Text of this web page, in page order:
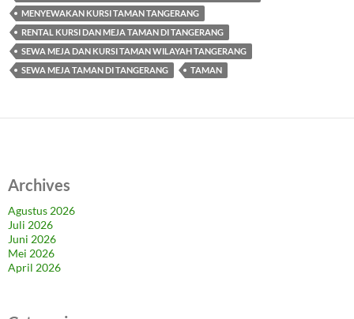
MENYEWAKAN KURSI TAMAN TANGERANG
RENTAL KURSI DAN MEJA TAMAN DI TANGERANG
SEWA MEJA DAN KURSI TAMAN WILAYAH TANGERANG
SEWA MEJA TAMAN DI TANGERANG
TAMAN
Archives
Agustus 2026
Juli 2026
Juni 2026
Mei 2026
April 2026